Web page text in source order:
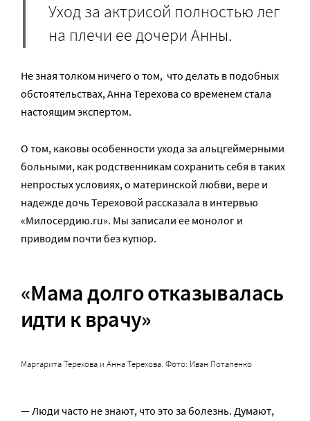
Уход за актрисой полностью лег
на плечи ее дочери Анны.
Не зная толком ничего о том, что делать в подобных
обстоятельствах, Анна Терехова со временем стала
настоящим экспертом.
О том, каковы особенности ухода за альцгеймерными
больными, как родственникам сохранить себя в таких
непростых условиях, о материнской любви, вере и
надежде дочь Тереховой рассказала в интервью
«Милосердию.ru». Мы записали ее монолог и
приводим почти без купюр.
«Мама долго отказывалась
идти к врачу»
Маргарита Терехова и Анна Терехова. Фото: Иван Потапенко
— Люди часто не знают, что это за болезнь. Думают,